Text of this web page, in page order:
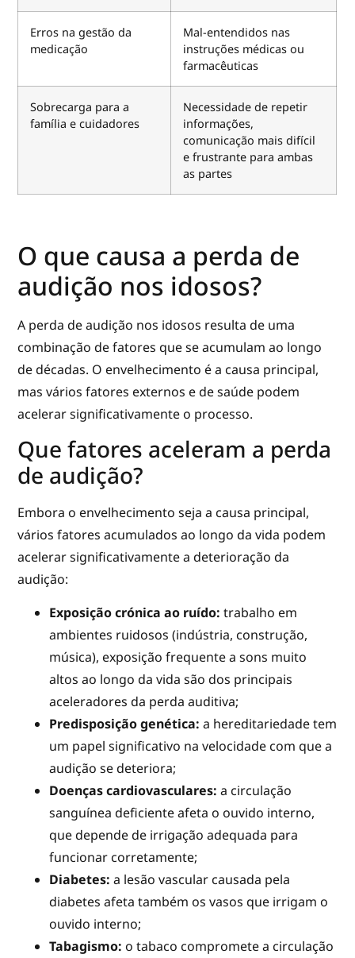
Erros na gestão da
medicação
Mal-entendidos nas
instruções médicas ou
farmacêuticas
Sobrecarga para a
família e cuidadores
Necessidade de repetir
informações,
comunicação mais difícil
e frustrante para ambas
as partes
O que causa a perda de
audição nos idosos?
A perda de audição nos idosos resulta de uma
combinação de fatores que se acumulam ao longo
de décadas. O envelhecimento é a causa principal,
mas vários fatores externos e de saúde podem
acelerar significativamente o processo.
Que fatores aceleram a perda
de audição?
Embora o envelhecimento seja a causa principal,
vários fatores acumulados ao longo da vida podem
acelerar significativamente a deterioração da
audição:
Exposição crónica ao ruído: trabalho em
ambientes ruidosos (indústria, construção,
música), exposição frequente a sons muito
altos ao longo da vida são dos principais
aceleradores da perda auditiva;
Predisposição genética: a hereditariedade tem
um papel significativo na velocidade com que a
audição se deteriora;
Doenças cardiovasculares: a circulação
sanguínea deficiente afeta o ouvido interno,
que depende de irrigação adequada para
funcionar corretamente;
Diabetes: a lesão vascular causada pela
diabetes afeta também os vasos que irrigam o
ouvido interno;
Tabagismo: o tabaco compromete a circulação